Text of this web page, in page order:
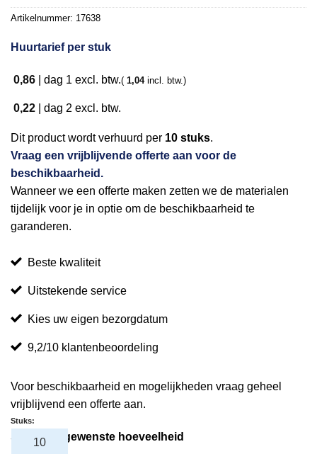
Artikelnummer: 17638
Huurtarief per stuk
0,86 dag 1 excl. btw.( 1,04incl. btw.)
0,22 dag 2 excl. btw.
Dit product wordt verhuurd per 10 stuks.
Vraag een vrijblijvende offerte aan voor de
beschikbaarheid.
Wanneer we een offerte maken zetten we de materialen
tijdelijk voor je in optie om de beschikbaarheid te
garanderen.
Beste kwaliteit
Uitstekende service
Kies uw eigen bezorgdatum
9,2/10 klantenbeoordeling
Voor beschikbaarheid en mogelijkheden vraag geheel
vrijblijvend een offerte aan.
Selecteer gewenste hoeveelheid
Stuks: